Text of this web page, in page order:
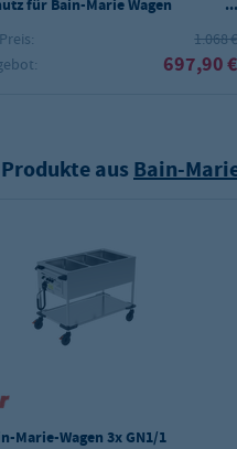
für Bain-Marie Wagen
Wanne
1.068 €
697,90 €
aus Bain-
Marie-Wagen 3x GN1/1